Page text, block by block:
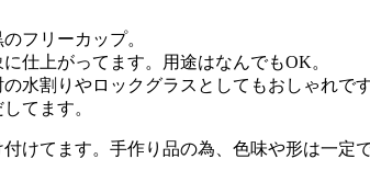
フリーカップ。
仕上がってます。用途はなんでもOK。
水割りやロックグラスとしてもおしゃれです
てます。